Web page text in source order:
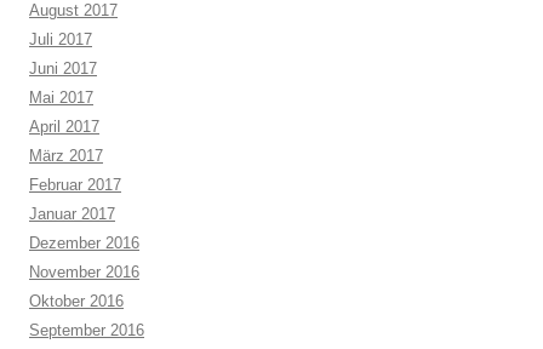
August 2017
Juli 2017
Juni 2017
Mai 2017
April 2017
März 2017
Februar 2017
Januar 2017
Dezember 2016
November 2016
Oktober 2016
September 2016